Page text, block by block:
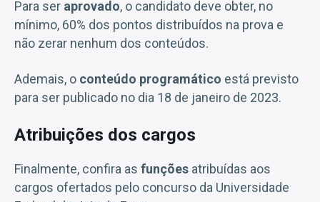
Para ser aprovado, o candidato deve obter, no
mínimo, 60% dos pontos distribuídos na prova e
não zerar nenhum dos conteúdos.
Ademais, o conteúdo programático está previsto
para ser publicado no dia 18 de janeiro de 2023.
Atribuições dos cargos
Finalmente, confira as funções atribuídas aos
cargos ofertados pelo concurso da Universidade